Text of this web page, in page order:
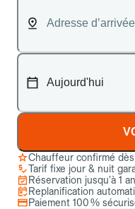
Chauffeur confirmé dès
Tarif fixe jour & nuit
Réservation jusqu’à 1
Replanification
Paiement 100 %